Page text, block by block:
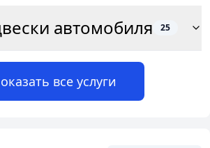
автомобиля 25
все услуги